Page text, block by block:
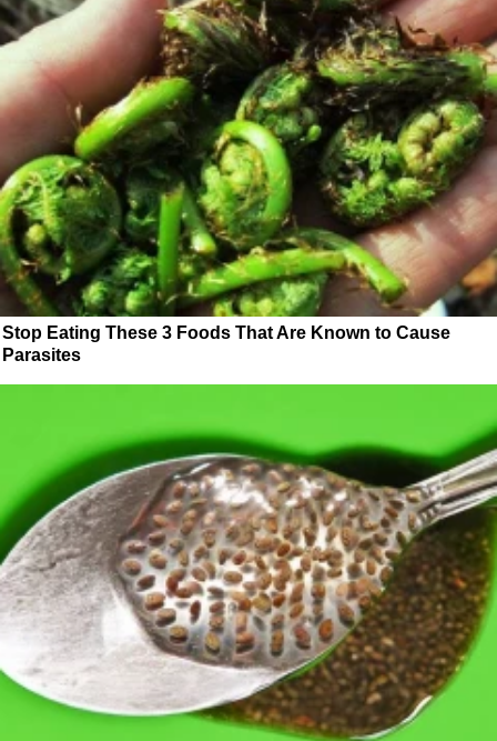
Stop Eating These 3 Foods That Are Known to Cause
Parasites